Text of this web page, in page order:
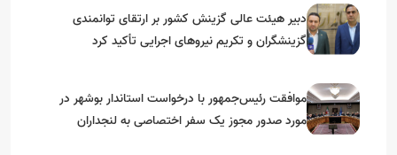
دبیر هیئت عالی گزینش کشور بر ارتقای توانمندی
گزینشگران و تکریم نیروهای اجرایی تأکید کرد
موافقت رئیس‌جمهور با درخواست استاندار بوشهر در
مورد صدور مجوز یک سفر اختصاصی به لنجداران